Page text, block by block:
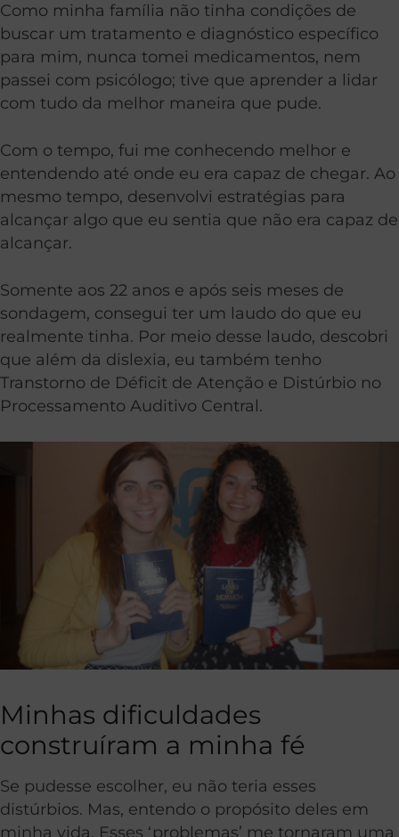
Como minha família não tinha condições de
buscar um tratamento e diagnóstico específico
para mim, nunca tomei medicamentos, nem
passei com psicólogo; tive que aprender a lidar
com tudo da melhor maneira que pude.
Com o tempo, fui me conhecendo melhor e
entendendo até onde eu era capaz de chegar. Ao
mesmo tempo, desenvolvi estratégias para
alcançar algo que eu sentia que não era capaz de
alcançar.
Somente aos 22 anos e após seis meses de
sondagem, consegui ter um laudo do que eu
realmente tinha. Por meio desse laudo, descobri
que além da dislexia, eu também tenho
Transtorno de Déficit de Atenção e Distúrbio no
Processamento Auditivo Central.
Minhas dificuldades
construíram a minha fé
Se pudesse escolher, eu não teria esses
distúrbios. Mas, entendo o propósito deles em
minha vida. Esses ‘problemas’ me tornaram uma